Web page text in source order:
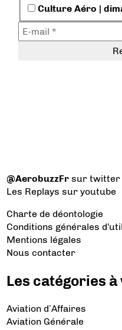
Culture Aéro |
@AerobuzzFr sur
Les Replays sur youtube
Charte de déontologie
Conditions générales
Mentions légales
Nous contacter
Les catégories
Aviation d’Affaires
Aviation Générale